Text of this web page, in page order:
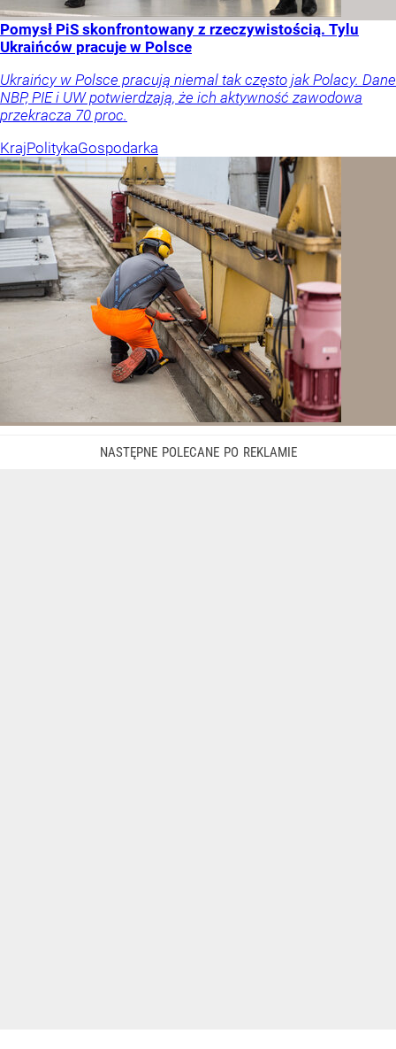
Pomysł PiS skonfrontowany z rzeczywistością. Tylu
Ukraińców pracuje w Polsce
Ukraińcy w Polsce pracują niemal tak często jak Polacy. Dane
NBP, PIE i UW potwierdzają, że ich aktywność zawodowa
przekracza 70 proc.
KrajPolitykaGospodarka